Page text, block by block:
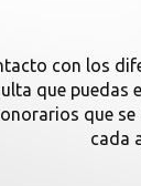
con los
que
que
cada